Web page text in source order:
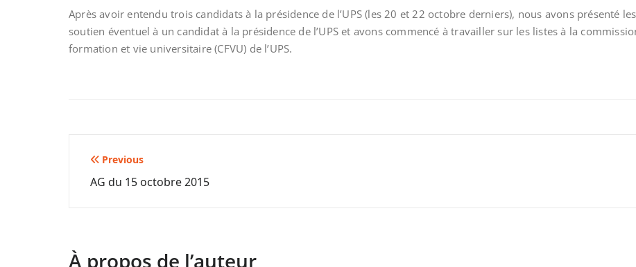
Après avoir entendu trois candidats à la présidence de l’UPS (les 20 et 22 octobre derniers), nous avons présenté
soutien éventuel à un candidat à la présidence de l’UPS et avons commencé à travailler sur les listes à la
formation et vie universitaire (CFVU) de l’UPS.
Navigation
de
Previous
AG du 15 octobre 2015
À propos de l’auteur